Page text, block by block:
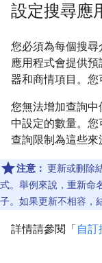
設定搜尋應
您必須為每個搜
應用程式會提供
器和商情項目。您
您無法增加查詢
中設定的數量。您
查詢限制為這些來
注意： 更新或刪除
式。舉例來說，重新命
子。如果更新不相容，
詳情請參閱「自訂